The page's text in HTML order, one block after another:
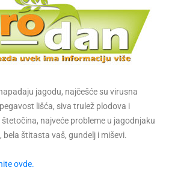
jagodu, najčešće su virusna
lišća, siva trulež plodova i
najveće probleme u jagodnjaku
štitasta vaš, gundelj i miševi.
ovde.